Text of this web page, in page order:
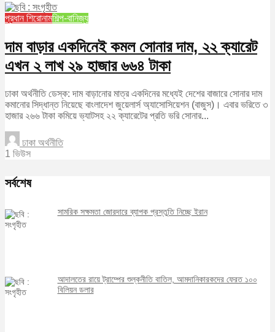
প্রধান শিরোনামশিল্প-বানিজ্য
দাম বাড়ার একদিনেই কমল সোনার দাম, ২২ ক্যারেট
এখন ২ লাখ ২৯ হাজার ৬৬৪ টাকা
ঢাকা অর্থনীতি ডেস্ক: দাম বাড়ানোর মাত্র একদিনের মধ্যেই দেশের বাজারে সোনার দাম
কমানোর সিদ্ধান্ত নিয়েছে বাংলাদেশ জুয়েলার্স অ্যাসোসিয়েশন (বাজুস)। এবার ভরিতে ৩
হাজার ২৬৬ টাকা কমিয়ে ভ্যাটসহ ২২ ক্যারেটের প্রতি ভরি সোনার...
ঢাকা অর্থনীতি
1 ভিউস
সর্বশেষ
সামরিক সক্ষমতা জোরদারে ব্যাপক প্রস্তুতি নিচ্ছে ইরান
আদালতের রায়ে ট্রাম্পের শুল্কনীতি বাতিল, আমদানিকারকদের ফেরত ১০০
বিলিয়ন ডলার